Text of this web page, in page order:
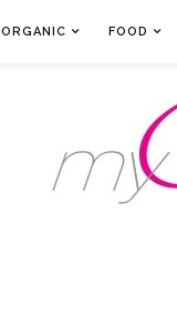
ORGANIC FOOD